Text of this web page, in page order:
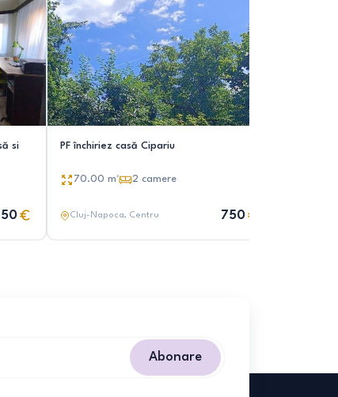
si
PF închiriez casă Cipariu
70.00 m² 2 camere
Cluj-Napoca, Centru 750
Abonare